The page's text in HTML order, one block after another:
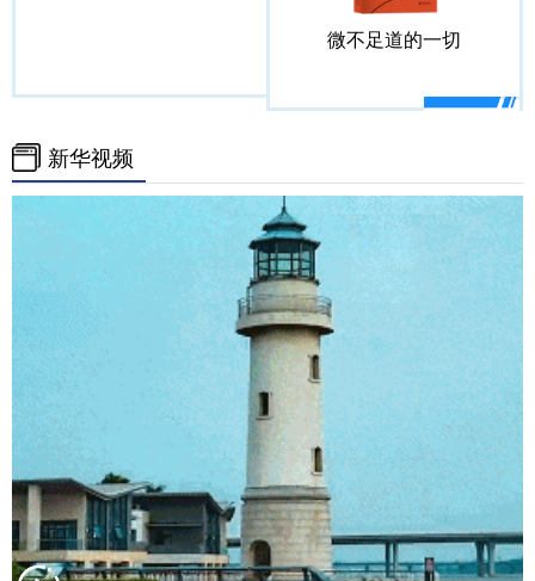
微不足道的一切
新华视频